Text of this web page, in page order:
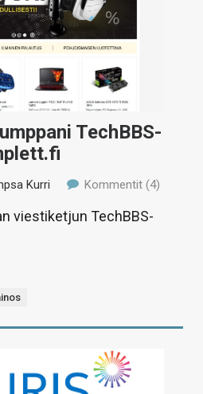
TechBBS-
Kurri Kommentit (4)
viestiketjun TechBBS-